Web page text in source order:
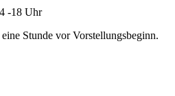
-18 Uhr
Stunde vor Vorstellungsbeginn.